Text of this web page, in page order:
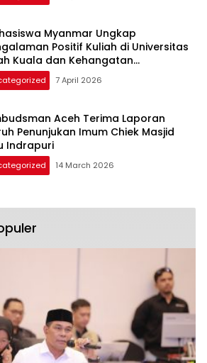
Myanmar Ungkap
Positif Kuliah di Universitas
Kuala dan Kehangatan
Aceh7 April 2026
Aceh Terima Laporan
Penunjukan Imum Chiek Masjid
Indrapuri
14 March 2026